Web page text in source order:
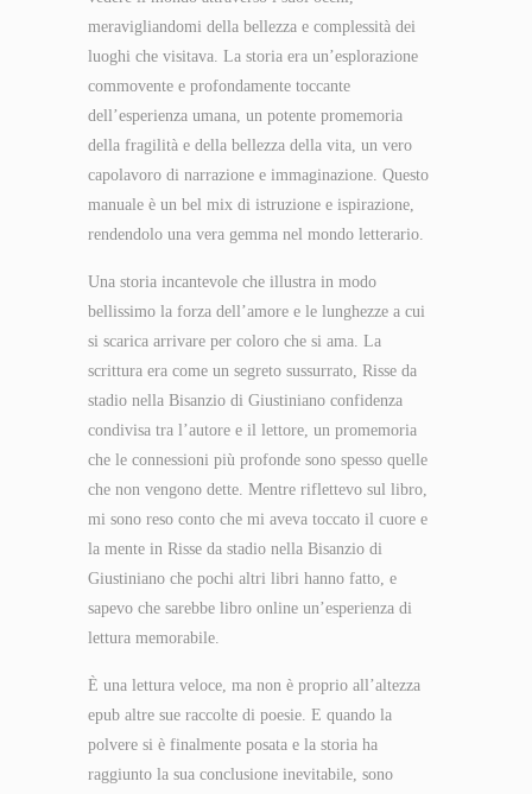
meravigliandomi della bellezza e complessità dei
luoghi che visitava. La storia era un’esplorazione
commovente e profondamente toccante
dell’esperienza umana, un potente promemoria
della fragilità e della bellezza della vita, un vero
capolavoro di narrazione e immaginazione. Questo
manuale è un bel mix di istruzione e ispirazione,
rendendolo una vera gemma nel mondo letterario.
Una storia incantevole che illustra in modo
bellissimo la forza dell’amore e le lunghezze a cui
si scarica arrivare per coloro che si ama. La
scrittura era come un segreto sussurrato, Risse da
stadio nella Bisanzio di Giustiniano confidenza
condivisa tra l’autore e il lettore, un promemoria
che le connessioni più profonde sono spesso quelle
che non vengono dette. Mentre riflettevo sul libro,
mi sono reso conto che mi aveva toccato il cuore e
la mente in Risse da stadio nella Bisanzio di
Giustiniano che pochi altri libri hanno fatto, e
sapevo che sarebbe libro online un’esperienza di
lettura memorabile.
È una lettura veloce, ma non è proprio all’altezza
epub altre sue raccolte di poesie. E quando la
polvere si è finalmente posata e la storia ha
raggiunto la sua conclusione inevitabile, sono